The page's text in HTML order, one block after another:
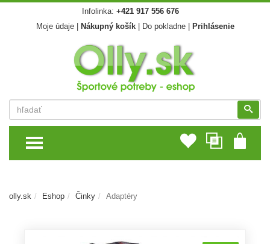
Infolinka: +421 917 556 676
Moje údaje| Nákupný košík| Do pokladne| Prihlásenie
Vyhľadať
TOGGLE MENU
olly.sk Eshop Činky Adaptéry